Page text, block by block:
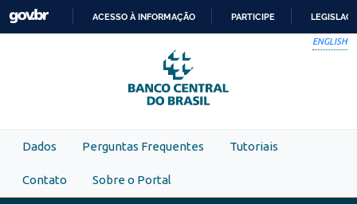
Skip to main content
PARA
O
CONTEÚDO
ACESSO À INFORMAÇÃO PARTICIPE
ENGLISH
Dados Perguntas Frequentes Tutoriais
Contato Sobre o Portal